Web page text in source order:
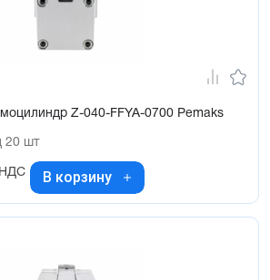
Z-040-FFYA-0700 Pemaks
20 шт
В корзину